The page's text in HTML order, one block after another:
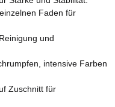
Faden für
und
intensive Farben
Zuschnitt für